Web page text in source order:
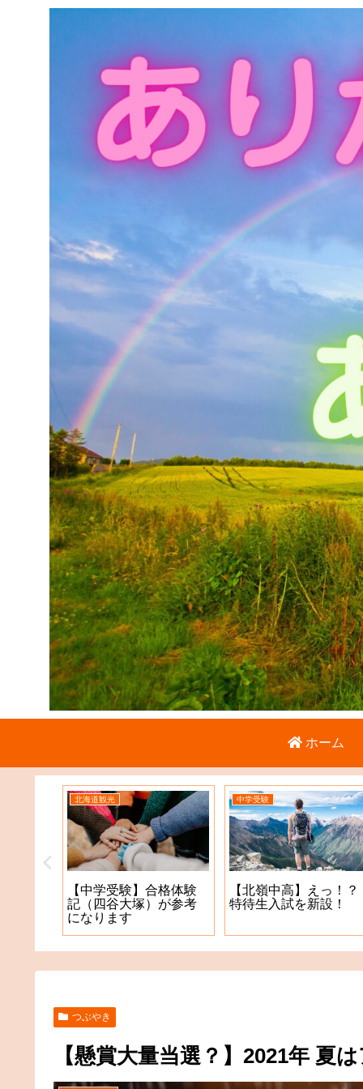
ホーム
北海道観光
【中学受験】合格体験
記（四谷大塚）が参考
になります
中学受験
【北嶺中高】えっ！？
特待生入試を新設！
つぶやき
【懸賞大量当選？】2021年 夏